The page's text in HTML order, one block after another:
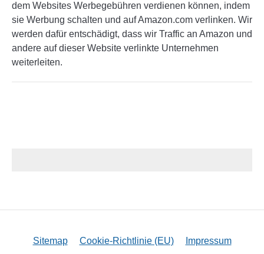
dem Websites Werbegebühren verdienen können, indem
sie Werbung schalten und auf Amazon.com verlinken. Wir
werden dafür entschädigt, dass wir Traffic an Amazon und
andere auf dieser Website verlinkte Unternehmen
weiterleiten.
Sitemap Cookie-Richtlinie (EU) Impressum